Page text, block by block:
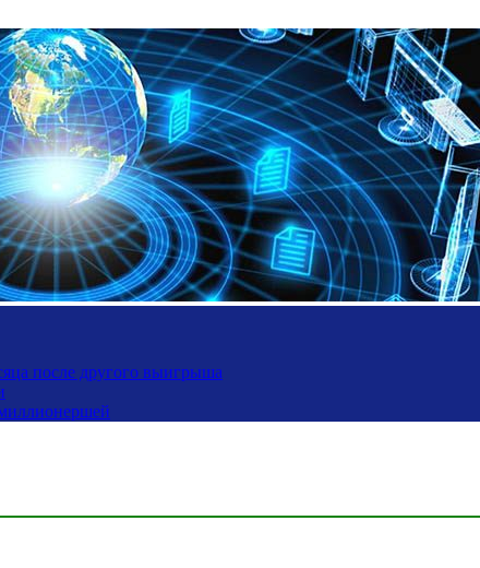
после другого выигрыша